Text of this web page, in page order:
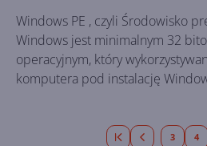
Windows PE , czyli Środowisko preinstalacyjne systemu
Windows jest minimalnym 32 bitowym systemem
operacyjnym, który
komputera pod instalację
3 4